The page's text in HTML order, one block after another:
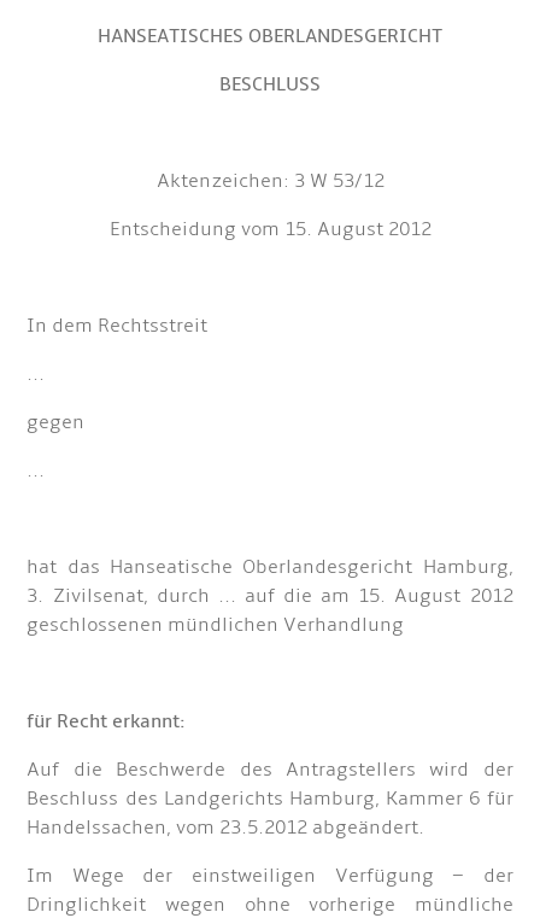
HANSEATISCHES OBERLANDESGERICHT
BESCHLUSS
Aktenzeichen: 3 W 53/12
Entscheidung vom 15. August 2012
In dem Rechtsstreit
...
gegen
...
hat das Hanseatische Oberlandesgericht Hamburg,
3. Zivilsenat, durch ... auf die am 15. August 2012
geschlossenen mündlichen Verhandlung
für Recht erkannt:
Auf die Beschwerde des Antragstellers wird der
Beschluss des Landgerichts Hamburg, Kammer 6 für
Handelssachen, vom 23.5.2012 abgeändert.
Im Wege der einstweiligen Verfügung – der
Dringlichkeit wegen ohne vorherige mündliche